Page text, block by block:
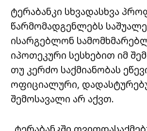
ტერაბანკი სხვადასხვა
წარმომადგენლებს
ისარგებლონ
იპოთეკური სესხებით იმ
თუ კერძო საქმიანობას
ოფიციალური,
შემოსავალი არ აქვთ.